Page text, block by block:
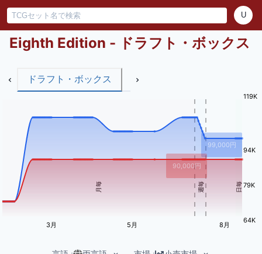
U
Eighth Edition - ドラフト・ボックス
ドラフト・ボックス
月毎 週毎 日毎
64K
79K
94K
119K
3月 5月 8月
99,000円
90,000円